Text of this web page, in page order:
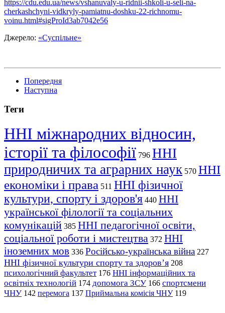
https://cdu.edu.ua/news/vshanuvaly-u-ridnii-shkoli-u-seli-na-
cherkashchyni-vidkryly-pamiatnu-doshku-22-richnomu-
voinu.html#sigProId3ab7042e56
Джерело: «Суспільне»
Попередня
Наступна
Теги
ННІ міжнародних відносин,
історії та філософії 796 ННІ
природничих та аграрних наук 570 ННІ
економіки і права 511 ННІ фізичної
культури, спорту і здоров'я 440 ННІ
української філології та соціальних
комунікацій 385 ННІ педагогічної освіти,
соціальної роботи і мистецтва 372 ННІ
іноземних мов 336 Російсько-українська війна 227
ННІ фізичної культури спорту та здоров’я 208
психологічний факультет 176 ННІ інформаційних та
освітніх технологій 174 допомога ЗСУ 166 спортсмени
ЧНУ 142 перемога 137 Приймальна комісія ЧНУ 119